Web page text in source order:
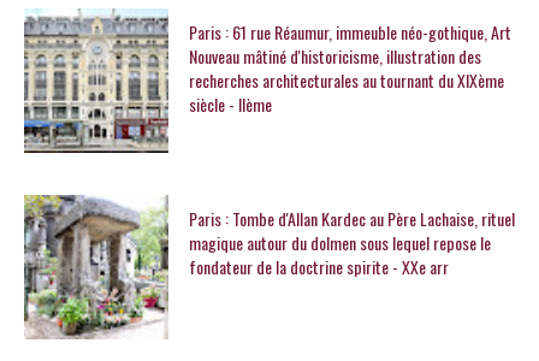
Paris : 61 rue Réaumur, immeuble néo-gothique, Art
Nouveau mâtiné d'historicisme, illustration des
recherches architecturales au tournant du XIXème
siècle - IIème
Paris : Tombe d'Allan Kardec au Père Lachaise, rituel
magique autour du dolmen sous lequel repose le
fondateur de la doctrine spirite - XXe arr